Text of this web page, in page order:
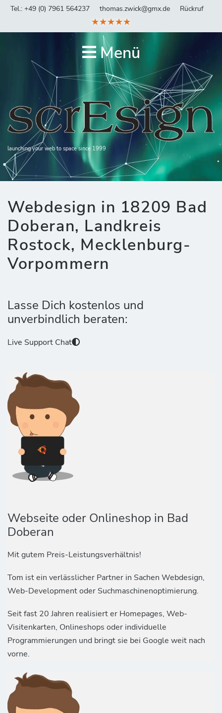
Tel.: +49 (0) 7961 564237 thomas.zwick@gmx.de Rückruf
★★★★★
Menü
launching your web to space since 1999
Webdesign in 18209 Bad
Doberan, Landkreis
Rostock, Mecklenburg-
Vorpommern
Lasse Dich kostenlos und
unverbindlich beraten:
Live Support Chat
Webseite oder Onlineshop in Bad
Doberan
Mit gutem Preis-Leistungsverhältnis!
Tom ist ein verlässlicher Partner in Sachen Webdesign,
Web-Development oder Suchmaschinenoptimierung.
Seit fast 20 Jahren realisiert er Homepages, Web-
Visitenkarten, Onlineshops oder individuelle
Programmierungen und bringt sie bei Google weit nach
vorne.